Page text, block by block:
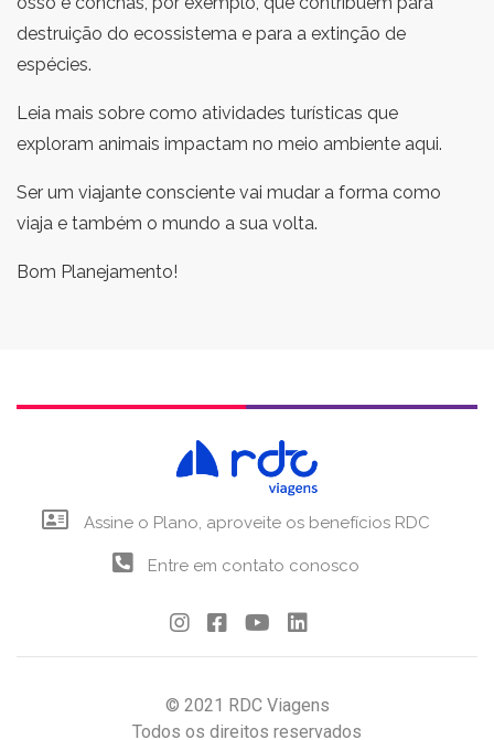
destruição do ecossistema e para a extinção de
espécies.
Leia mais sobre como atividades turísticas que
exploram animais impactam no meio ambiente aqui.
Ser um viajante consciente vai mudar a forma como
viaja e também o mundo a sua volta.
Bom Planejamento!
Assine o Plano, aproveite os benefícios RDC
Entre em contato conosco
© 2021 RDC Viagens
Todos os direitos reservados